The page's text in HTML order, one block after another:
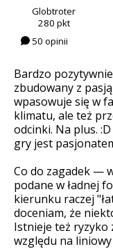
Globtroter
280 pkt
50 opinii
Bardzo
zbudowany z
wpasowuje się w
klimatu, ale też
odcinki. Na plus.
gry jest
Co do zagadek —
podane w ładnej
kierunku raczej
doceniam, że
Istnieje też ryzyko
względu na